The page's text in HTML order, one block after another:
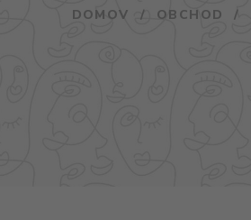
DOMOV / OBCHOD /